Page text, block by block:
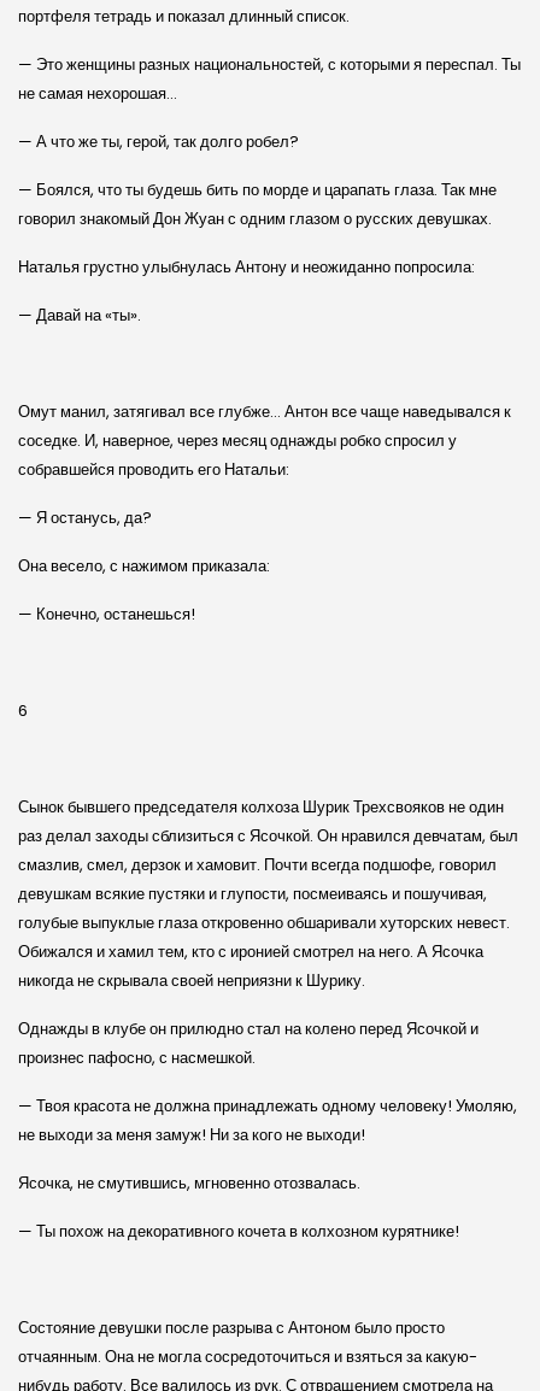
портфеля тетрадь и показал длинный список.
— Это женщины разных национальностей, с которыми я переспал. Ты
не самая нехорошая…
— А что же ты, герой, так долго робел?
— Боялся, что ты будешь бить по морде и царапать глаза. Так мне
говорил знакомый Дон Жуан с одним глазом о русских девушках.
Наталья грустно улыбнулась Антону и неожиданно попросила:
— Давай на «ты».
Омут манил, затягивал все глубже… Антон все чаще наведывался к
соседке. И, наверное, через месяц однажды робко спросил у
собравшейся проводить его Натальи:
— Я останусь, да?
Она весело, с нажимом приказала:
— Конечно, останешься!
6
Сынок бывшего председателя колхоза Шурик Трехсвояков не один
раз делал заходы сблизиться с Ясочкой. Он нравился девчатам, был
смазлив, смел, дерзок и хамовит. Почти всегда подшофе, говорил
девушкам всякие пустяки и глупости, посмеиваясь и пошучивая,
голубые выпуклые глаза откровенно обшаривали хуторских невест.
Обижался и хамил тем, кто с иронией смотрел на него. А Ясочка
никогда не скрывала своей неприязни к Шурику.
Однажды в клубе он прилюдно стал на колено перед Ясочкой и
произнес пафосно, с насмешкой.
— Твоя красота не должна принадлежать одному человеку! Умоляю,
не выходи за меня замуж! Ни за кого не выходи!
Ясочка, не смутившись, мгновенно отозвалась.
— Ты похож на декоративного кочета в колхозном курятнике!
Состояние девушки после разрыва с Антоном было просто
отчаянным. Она не могла сосредоточиться и взяться за какую-
нибудь работу. Все валилось из рук. С отвращением смотрела на